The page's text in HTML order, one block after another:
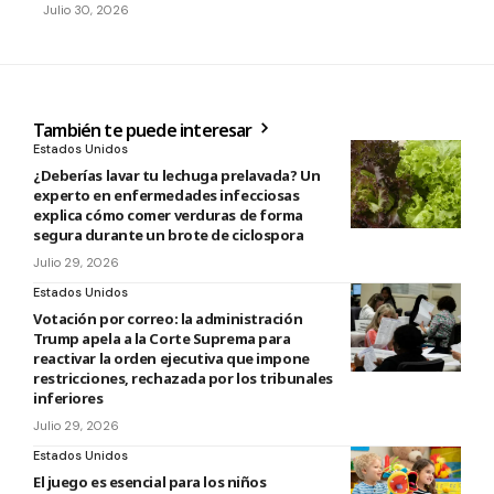
Julio 30, 2026
También te puede interesar
Estados Unidos
¿Deberías lavar tu lechuga prelavada? Un
experto en enfermedades infecciosas
explica cómo comer verduras de forma
segura durante un brote de ciclospora
Julio 29, 2026
Estados Unidos
Votación por correo: la administración
Trump apela a la Corte Suprema para
reactivar la orden ejecutiva que impone
restricciones, rechazada por los tribunales
inferiores
Julio 29, 2026
Estados Unidos
El juego es esencial para los niños